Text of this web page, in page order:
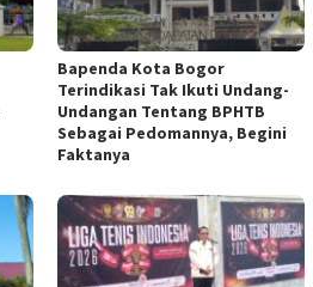
Bapenda Kota Bogor
Terindikasi Tak Ikuti Undang-
Undangan Tentang BPHTB
Sebagai Pedomannya, Begini
Faktanya